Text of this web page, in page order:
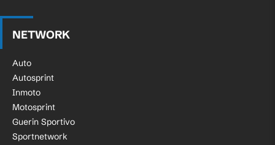
NETWORK
Auto
Autosprint
Inmoto
Motosprint
Guerin Sportivo
Sportnetwork